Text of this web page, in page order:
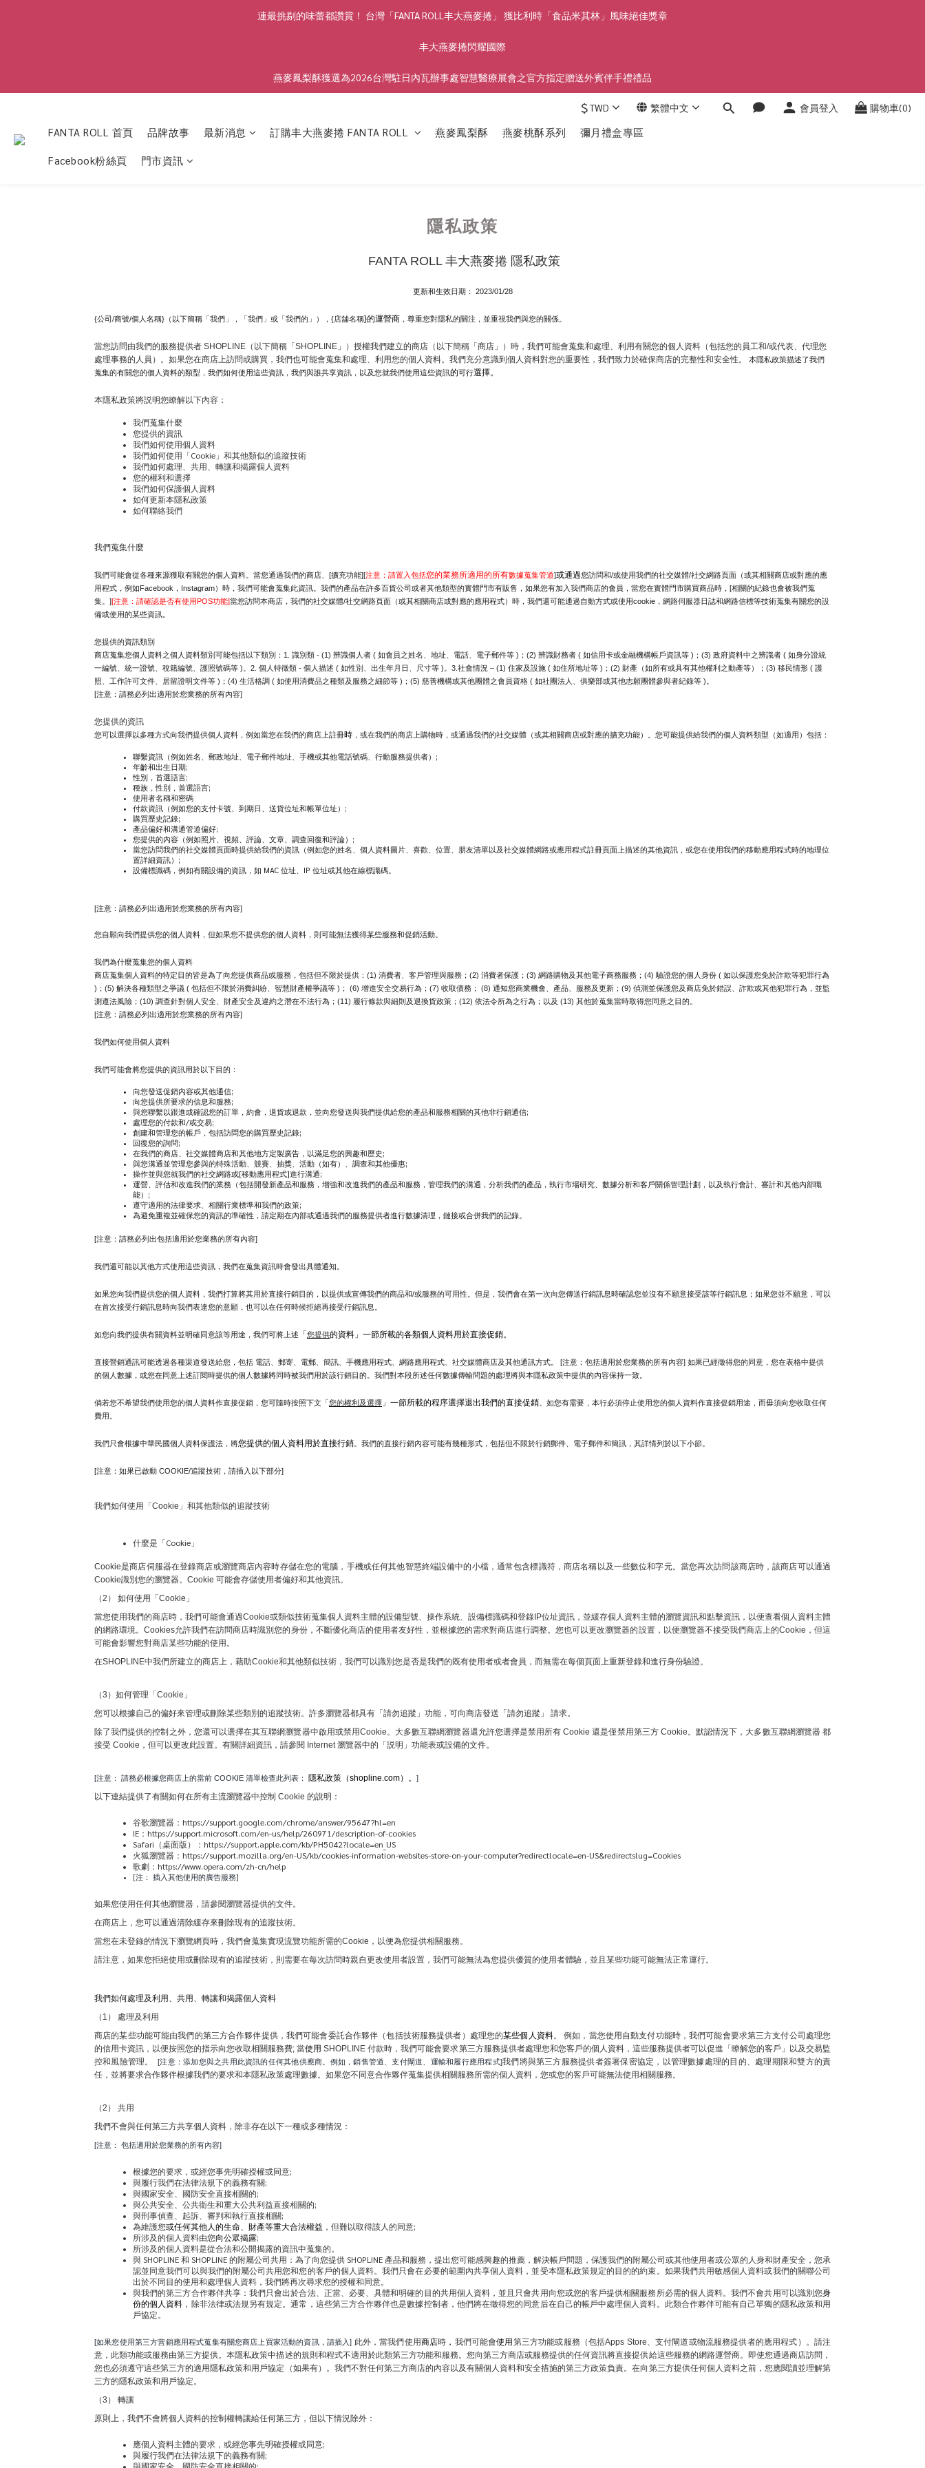
連最挑剔的味蕾都讚賞！ 台灣「FANTA ROLL丰大燕麥捲」 獲比利時「食品米其林」風味絕佳獎章
丰大燕麥捲閃耀國際
燕麥鳳梨酥獲選為2026台灣駐日內瓦辦事處智慧醫療展會之官方指定贈送外賓伴手禮禮品
$TWD 繁體中文 會員登入 購物車(0)
FANTA ROLL 首頁 品牌故事 最新消息 訂購丰大燕麥捲 FANTA ROLL 燕麥鳳梨酥 燕麥桃酥系列 彌月禮盒專區
Facebook粉絲頁 門市資訊
隱私政策
FANTA ROLL 丰大燕麥捲 隱私政策
更新和生效日期： 2023/01/28
{公司/商號/個人名稱}（以下簡稱「我們」，「我們」或「我們的」），{店舖名稱}的運營商 ，尊重您對隱私的關注，並重視我們與您的關係。
當您訪問由我們的服務提供者 SHOPLINE（以下簡稱「SHOPLINE」）授權我們建立的商店（以下簡稱「商店」）時，我們可能會蒐集和處理、利用有關您的個人資料（包括您的員工和/或代表、代理您
處理事務的人員）。如果您在商店上訪問或購買，我們也可能會蒐集和處理、利用您的個人資料。我們充分意識到個人資料對您的重要性，我們致力於確保商店的完整性和安全性。
本隱私政策描述了我們
蒐集的有關您的個人資料的類型，我們如何使用這些資訊，我們與誰共享資訊，以及您就我們使用這些資訊的可行選擇。
本隱私政策將説明您瞭解以下內容：
我們蒐集什麼
您提供的資訊
我們如何使用個人資料
我們如何使用「Cookie」和其他類似的追蹤技術
我們如何處理、共用、轉讓和揭露個人資料
您的權利和選擇
我們如何保護個人資料
如何更新本隱私政策
如何聯絡我們
我們蒐集什麼
我們可能會從各種來源獲取有關您的個人資料。當您通過我們的商店、[擴充功能][注意：請置入包括您的業務所適用的所有數據蒐集管道]或通過您訪問和/或使用我們的社交媒體/社交網路頁面（或其相關商店或對應的應
用程式，例如Facebook，Instagram）時，我們可能會蒐集此資訊。我們的產品在許多百貨公司或者其他類型的實體門市有販售，如果您有加入我們商店的會員，當您在實體門市購買商品時，[相關的紀錄也會被我們蒐
集。][注意：請確認是否有使用POS功能]當您訪問本商店，我們的社交媒體/社交網路頁面（或其相關商店或對應的應用程式）時，我們還可能通過自動方式或使用cookie，網路伺服器日誌和網路信標等技術蒐集有關您的設
備或使用的某些資訊。
您提供的資訊類別
商店蒐集您個人資料之個人資料類別可能包括以下類別：1. 識別類 - (1) 辨識個人者 ( 如會員之姓名、地址、電話、電子郵件等 )；(2) 辨識財務者 ( 如信用卡或金融機構帳戶資訊等 )；(3) 政府資料中之辨識者 ( 如身分證統
一編號、統一證號、稅籍編號、護照號碼等 )。2. 個人特徵類 - 個人描述 ( 如性別、出生年月日、尺寸等 )。3.社會情況 – (1) 住家及設施 ( 如住所地址等 )；(2) 財產（如所有或具有其他權利之動產等）；(3) 移民情形 ( 護
照、工作許可文件、居留證明文件等 )；(4) 生活格調 ( 如使用消費品之種類及服務之細節等 )；(5) 慈善機構或其他團體之會員資格 ( 如社團法人、俱樂部或其他志願團體參與者紀錄等 )。
[注意：請務必列出適用於您業務的所有內容]
您提供的資訊
您可以選擇以多種方式向我們提供個人資料，例如當您在我們的商店上註冊時 ，或在我們的商店上購物時，或通過我們的社交媒體（或其相關商店或對應的擴充功能）。您可能提供給我們的個人資料類型（如適用）包括：
聯繫資訊（例如姓名、郵政地址、電子郵件地址、手機或其他電話號碼、行動服務提供者）;
年齡和出生日期;
性別，首選語言;
種族，性別，首選語言;
使用者名稱和密碼
付款資訊（例如您的支付卡號、到期日、送貨位址和帳單位址）;
購買歷史記錄;
產品偏好和溝通管道偏好;
您提供的內容（例如照片、視頻、評論、文章、調查回復和評論）;
當您訪問我們的社交媒體頁面時提供給我們的資訊（例如您的姓名、個人資料圖片、喜歡、位置、朋友清單以及社交媒體網路或應用程式註冊頁面上描述的其他資訊，或您在使用我們的移動應用程式時的地理位
置詳細資訊）;
設備標識碼，例如有關設備的資訊，如 MAC 位址、IP 位址或其他在線標識碼。
[注意：請務必列出適用於您業務的所有內容]
您自願向我們提供您的個人資料，但如果您不提供您的個人資料，則可能無法獲得某些服務和促銷活動。
我們為什麼蒐集您的個人資料
商店蒐集個人資料的特定目的皆是為了向您提供商品或服務，包括但不限於提供：(1) 消費者、客戶管理與服務；(2) 消費者保護；(3) 網路購物及其他電子商務服務；(4) 驗證您的個人身份 ( 如以保護您免於詐欺等犯罪行為
)；(5) 解決各種類型之爭議 ( 包括但不限於消費糾紛、智慧財產權爭議等 )； (6) 增進安全交易行為；(7) 收取債務； (8) 通知您商業機會、產品、服務及更新；(9) 偵測並保護您及商店免於錯誤、詐欺或其他犯罪行為，並監
測遵法風險；(10) 調查針對個人安全、財產安全及違約之潛在不法行為；(11) 履行條款與細則及退換貨政策；(12) 依法令所為之行為；以及 (13) 其他於蒐集當時取得您同意之目的。
[注意：請務必列出適用於您業務的所有內容]
我們如何使用個人資料
我們可能會將您提供的資訊用於以下目的：
向您發送促銷內容或其他通信;
向您提供所要求的信息和服務;
與您聯繫以跟進或確認您的訂單，約會，退貨或退款，並向您發送與我們提供給您的產品和服務相關的其他非行銷通信;
處理您的付款和/或交易;
創建和管理您的帳戶，包括訪問您的購買歷史記錄;
回復您的詢問;
在我們的商店、社交媒體商店和其他地方定製廣告，以滿足您的興趣和歷史;
與您溝通並管理您參與的特殊活動、競賽、抽獎、活動（如有）、調查和其他優惠;
操作並與您就我們的社交網路或[移動應用程式]進行溝通;
運營、評估和改進我們的業務（包括開發新產品和服務，增強和改進我們的產品和服務，管理我們的溝通，分析我們的產品，執行市場研究、數據分析和客戶關係管理計劃，以及執行會計、審計和其他內部職
能）;
遵守適用的法律要求、相關行業標準和我們的政策;
為避免重複並確保您的資訊的準確性，請定期在內部或通過我們的服務提供者進行數據清理，鏈接或合併我們的記錄。
[注意：請務必列出包括適用於您業務的所有內容]
我們還可能以其他方式使用這些資訊，我們在蒐集資訊時會發出具體通知。
如果您向我們提供您的個人資料，我們打算將其用於直接行銷目的，以提供或宣傳我們的商品和/或服務的可用性。但是，我們會在第一次向您傳送行銷訊息時確認您並沒有不願意接受該等行銷訊息；如果您並不願意，可以
在首次接受行銷訊息時向我們表達您的意願，也可以在任何時候拒絕再接受行銷訊息。
如您向我們提供有關資料並明確同意該等用途，我們可將上述 「 您提供的資料」一節所載的各類個人資料用於直接促銷。
直接營銷通訊可能透過各種渠道發送給您，包括 電話、郵寄、電郵、簡訊、手機應用程式、網路應用程式、社交媒體商店及其他通訊方式。 [注意：包括適用於您業務的所有內容] 如果已經徵得您的同意，您在表格中提供
的個人數據，或您在同意上述訂閱時提供的個人數據將同時被我們用於該行銷目的。我們對本段所述任何數據傳輸問題的處理將與本隱私政策中提供的內容保持一致。
倘若您不希望我們使用您的個人資料作直接促銷，您可隨時按照下文「您的權利及選擇 」一節所載的程序選擇退出我們的直接促銷 。如您有需要，本行必須停止使用您的個人資料作直接促銷用途，而毋須向您收取任何
費用。
我們只會根據中華民國個人資料保護法，將您提供的個人資料用於直接行銷 。我們的直接行銷內容可能有幾種形式，包括但不限於行銷郵件、電子郵件和簡訊，其詳情列於以下小節。
[注意：如果已啟動 COOKIE/追蹤技術，請插入以下部分]
我們如何使用「Cookie」和其他類似的追蹤技術
什麼是「Cookie」
Cookie是商店伺服器在登錄商店或瀏覽商店內容時存儲在您的電腦，手機或任何其他智慧終端設備中的小檔，通常包含標識符，商店名稱以及一些數位和字元。當您再次訪問該商店時，該商店可以通過
Cookie識別您的瀏覽器。Cookie 可能會存儲使用者偏好和其他資訊。
（2） 如何使用「Cookie」
當您使用我們的商店時，我們可能會通過Cookie或類似技術蒐集個人資料主體的設備型號、操作系統、設備標識碼和登錄IP位址資訊，並緩存個人資料主體的瀏覽資訊和點擊資訊，以便查看個人資料主體
的網路環境。Cookies允許我們在訪問商店時識別您的身份，不斷優化商店的使用者友好性，並根據您的需求對商店進行調整。您也可以更改瀏覽器的設置，以便瀏覽器不接受我們商店上的Cookie，但這
可能會影響您對商店某些功能的使用。
在SHOPLINE中我們所建立的商店上，藉助Cookie和其他類似技術，我們可以識別您是否是我們的既有使用者或者會員，而無需在每個頁面上重新登錄和進行身份驗證。
（3）如何管理「Cookie」
您可以根據自己的偏好來管理或刪除某些類別的追蹤技術。許多瀏覽器都具有「請勿追蹤」功能，可向商店發送「請勿追蹤」 請求。
除了我們提供的控制之外，您還可以選擇在其互聯網瀏覽器中啟用或禁用Cookie。大多數互聯網瀏覽器還允許您選擇是禁用所有 Cookie 還是僅禁用第三方 Cookie。默認情況下，大多數互聯網瀏覽器 都
接受 Cookie，但可以更改此設置。有關詳細資訊，請參閱 Internet 瀏覽器中的「説明」功能表或設備的文件。
[注意： 請務必根據您商店上的當前 COOKIE 清單檢查此列表： 隱私政策（shopline.com）。 ]
以下連結提供了有關如何在所有主流瀏覽器中控制 Cookie 的說明：
谷歌瀏覽器：https://support.google.com/chrome/answer/95647?hl=en
IE：https://support.microsoft.com/en-us/help/260971/description-of-cookies
Safari（桌面版）：https://support.apple.com/kb/PH5042?locale=en_US
火狐瀏覽器：https://support.mozilla.org/en-US/kb/cookies-information-websites-store-on-your-computer?redirectlocale=en-US&redirectslug=Cookies
歌劇：https://www.opera.com/zh-cn/help
[注： 插入其他使用的廣告服務]
如果您使用任何其他瀏覽器，請參閱瀏覽器提供的文件。
在商店上，您可以通過清除緩存來刪除現有的追蹤技術。
當您在未登錄的情況下瀏覽網頁時，我們會蒐集實現流覽功能所需的Cookie，以便為您提供相關服務。
請注意，如果您拒絕使用或刪除現有的追蹤技術，則需要在每次訪問時親自更改使用者設置，我們可能無法為您提供優質的使用者體驗，並且某些功能可能無法正常運行。
我們如何處理及利用、共用、轉讓和揭露個人資料
（1） 處理及利用
商店的某些功能可能由我們的第三方合作夥伴提供，我們可能會委託合作夥伴（包括技術服務提供者）處理您的某些個人資料。 例如，當您使用自動支付功能時，我們可能會要求第三方支付公司處理您
的信用卡資訊，以便按照您的指示向您收取相關服務費; 當使用 SHOPLINE 付款時，我們可能會要求第三方服務提供者處理您和您客戶的個人資料，這些服務提供者可以促進「瞭解您的客戶」以及交易監
控和風險管理。
[注意：添加您與之共用此資訊的任何其他供應商。例如，銷售管道、支付閘道、運輸和履行應用程式]我們將與第三方服務提供者簽署保密協定，以管理數據處理的目的、處理期限和雙方的責
任，並將要求合作夥伴根據我們的要求和本隱私政策處理數據。如果您不同意合作夥伴蒐集提供相關服務所需的個人資料，您或您的客戶可能無法使用相關服務。
（2） 共用
我們不會與任何第三方共享個人資料，除非存在以下一種或多種情況：
[注意： 包括適用於您業務的所有內容]
根據您的要求，或經您事先明確授權或同意;
與履行我們在法律法規下的義務有關;
與國家安全、國防安全直接相關的;
與公共安全、公共衛生和重大公共利益直接相關的;
與刑事偵查、起訴、審判和執行直接相關;
為維護您或任何其他人的生命、財產等重大合法權益 ，但難以取得該人的同意;
所涉及的個人資料由您向公眾揭露;
所涉及的個人資料是從合法和公開揭露的資訊中蒐集的。
與 SHOPLINE 和 SHOPLINE 的附屬公司共用：為了向您提供 SHOPLINE 產品和服務，提出您可能感興趣的推薦，解決帳戶問題，保護我們的附屬公司或其他使用者或公眾的人身和財產安全，您承
認並同意我們可以與我們的附屬公司共用您和您的客戶的個人資料。我們只會在必要的範圍內共享個人資料，並受本隱私政策規定的目的的約束。如果我們共用敏感個人資料或我們的關聯公司
出於不同目的使用和處理個人資料，我們將再次尋求您的授權和同意。
與我們的第三方合作夥伴共享：我們只會出於合法、正當、必要、具體和明確的目的共用個人資料，並且只會共用向您或您的客戶提供相關服務所必需的個人資料。我們不會共用可以識別您身
份的個人資料 ，除非法律或法規另有規定。通常，這些第三方合作夥伴也是數據控制者，他們將在徵得您的同意后在自己的帳戶中處理個人資料。此類合作夥伴可能有自己單獨的隱私政策和用
戶協定。
[如果您使用第三方营銷應用程式蒐集有關您商店上買家活動的資訊，請插入] 此外，當我們使用商店時 ， 我們可能會使用 第三方功能或服務（包括Apps Store、支付閘道或物流服務提供者的應用程式）。請注
意，此類功能或服務由第三方提供。本隱私政策中描述的規則和程式不適用於此類第三方功能和服務。您向第三方商店或服務提供的任何資訊將直接提供給這些服務的網路運營商。即使您通過商店訪問，
您也必須遵守這些第三方的適用隱私政策和用戶協定（如果有）。我們不對任何第三方商店的內容以及有關個人資料和安全措施的第三方政策負責。在向第三方提供任何個人資料之前，您應閱讀並理解第
三方的隱私政策和用戶協定。
（3） 轉讓
原則上，我們不會將個人資料的控制權轉讓給任何第三方，但以下情況除外：
應個人資料主體的要求，或經您事先明確授權或同意;
與履行我們在法律法規下的義務有關;